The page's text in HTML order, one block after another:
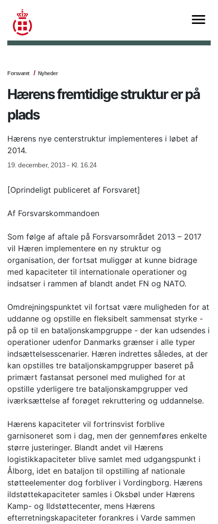
Forsvaret Nyheder
Hærens fremtidige struktur er på
plads
Hærens nye centerstruktur implementeres i løbet af
2014.
19. december, 2013 - Kl. 16.24
[Oprindeligt publiceret af Forsvaret]
Af Forsvarskommandoen
Som følge af aftale på Forsvarsområdet 2013 – 2017
vil Hæren implementere en ny struktur og
organisation, der fortsat muliggør at kunne bidrage
med kapaciteter til internationale operationer og
indsatser i rammen af blandt andet FN og NATO.
Omdrejningspunktet vil fortsat være muligheden for at
uddanne og opstille en fleksibelt sammensat styrke -
på op til en bataljonskampgruppe - der kan udsendes i
operationer udenfor Danmarks grænser i alle typer
indsættelsesscenarier. Hæren indrettes således, at der
kan opstilles tre bataljonskampgrupper baseret på
primært fastansat personel med mulighed for at
opstille yderligere tre bataljonskampgrupper ved
iværksættelse af forøget rekruttering og uddannelse.
Hærens kapaciteter vil fortrinsvist forblive
garnisoneret som i dag, men der gennemføres enkelte
større justeringer. Blandt andet vil Hærens
logistikkapaciteter blive samlet med udgangspunkt i
Ålborg, idet en bataljon til opstilling af nationale
støtteelementer dog forbliver i Vordingborg. Hærens
ildstøttekapaciteter samles i Oksbøl under Hærens
Kamp- og Ildstøttecenter, mens Hærens
efterretningskapaciteter forankres i Varde sammen